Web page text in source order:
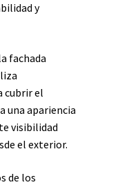
y
fachada
cubrir el
una apariencia
visibilidad
el exterior.
de los